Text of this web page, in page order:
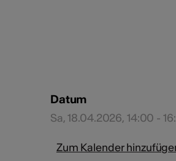
Datum
Sa, 18.04.2026, 14:00 -
Zum Kalender